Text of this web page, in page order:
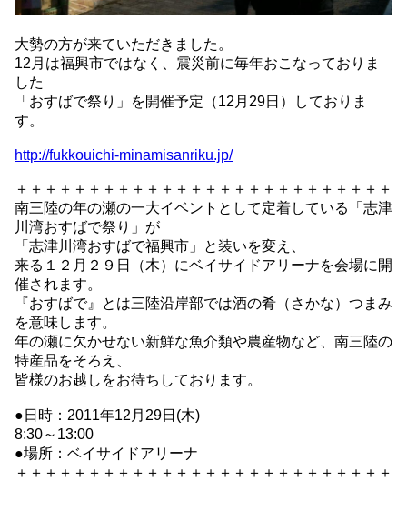
大勢の方が来ていただきました。
12月は福興市ではなく、震災前に毎年おこなっておりま
した
「おすばで祭り」を開催予定（12月29日）しておりま
す。
http://fukkouichi-minamisanriku.jp/
＋＋＋＋＋＋＋＋＋＋＋＋＋＋＋＋＋＋＋＋＋＋＋＋＋＋
南三陸の年の瀬の一大イベントとして定着している「志津
川湾おすばで祭り」が
「志津川湾おすばで福興市」と装いを変え、
来る１２月２９日（木）にベイサイドアリーナを会場に開
催されます。
『おすばで』とは三陸沿岸部では酒の肴（さかな）つまみ
を意味します。
年の瀬に欠かせない新鮮な魚介類や農産物など、南三陸の
特産品をそろえ、
皆様のお越しをお待ちしております。
●日時：2011年12月29日(木)
8:30～13:00
●場所：ベイサイドアリーナ
＋＋＋＋＋＋＋＋＋＋＋＋＋＋＋＋＋＋＋＋＋＋＋＋＋＋